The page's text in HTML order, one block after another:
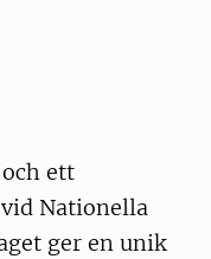
ett
Nationella
ger en unik